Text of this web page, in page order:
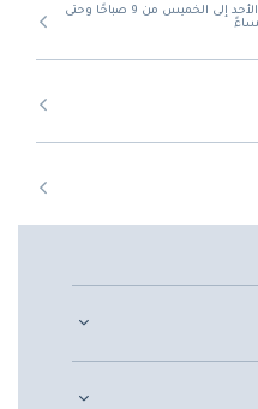
من الأحد إلى الخميس من 9 صباحًا وحتى